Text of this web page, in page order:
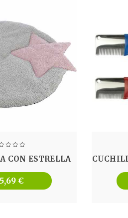
CON ESTRELLA
€